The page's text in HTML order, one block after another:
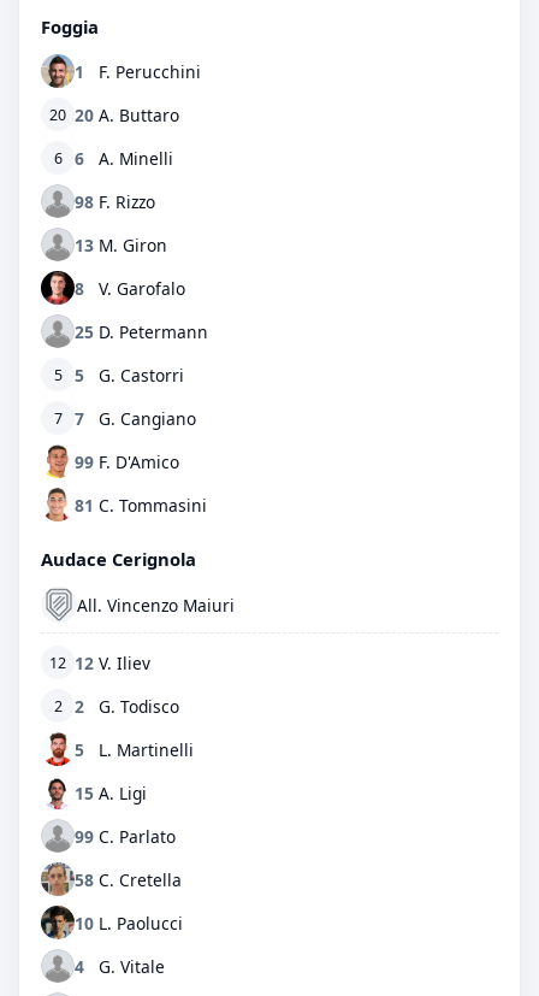
Foggia
1 F. Perucchini
20 20 A. Buttaro
6 6
A. Minelli
98 F. Rizzo
13 M. Giron
8
V. Garofalo
25 D. Petermann
5 5 G. Castorri
7 7
G. Cangiano
99 F. D'Amico
81 C. Tommasini
Audace Cerignola
All. Vincenzo Maiuri
12 12 V. Iliev
2 2
G. Todisco
5
L. Martinelli
15 A. Ligi
99 C. Parlato
58 C. Cretella
10 L. Paolucci
4
G. Vitale